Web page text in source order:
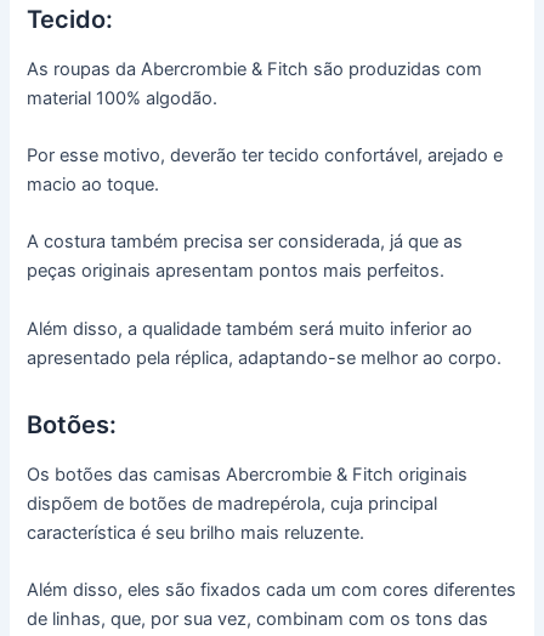
Tecido:
As roupas da Abercrombie & Fitch são produzidas com
material 100% algodão.
Por esse motivo, deverão ter tecido confortável, arejado e
macio ao toque.
A costura também precisa ser considerada, já que as
peças originais apresentam pontos mais perfeitos.
Além disso, a qualidade também será muito inferior ao
apresentado pela réplica, adaptando-se melhor ao corpo.
Botões:
Os botões das camisas Abercrombie & Fitch originais
dispõem de botões de madrepérola, cuja principal
característica é seu brilho mais reluzente.
Além disso, eles são fixados cada um com cores diferentes
de linhas, que, por sua vez, combinam com os tons das